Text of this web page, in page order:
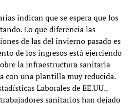
indican que se espera que los
Lo que diferencia las
de las del invierno pasado es
de los ingresos está ejerciendo
la infraestructura sanitaria
con una plantilla muy reducida.
Laborales de EE.UU.,
sanitarios han dejado